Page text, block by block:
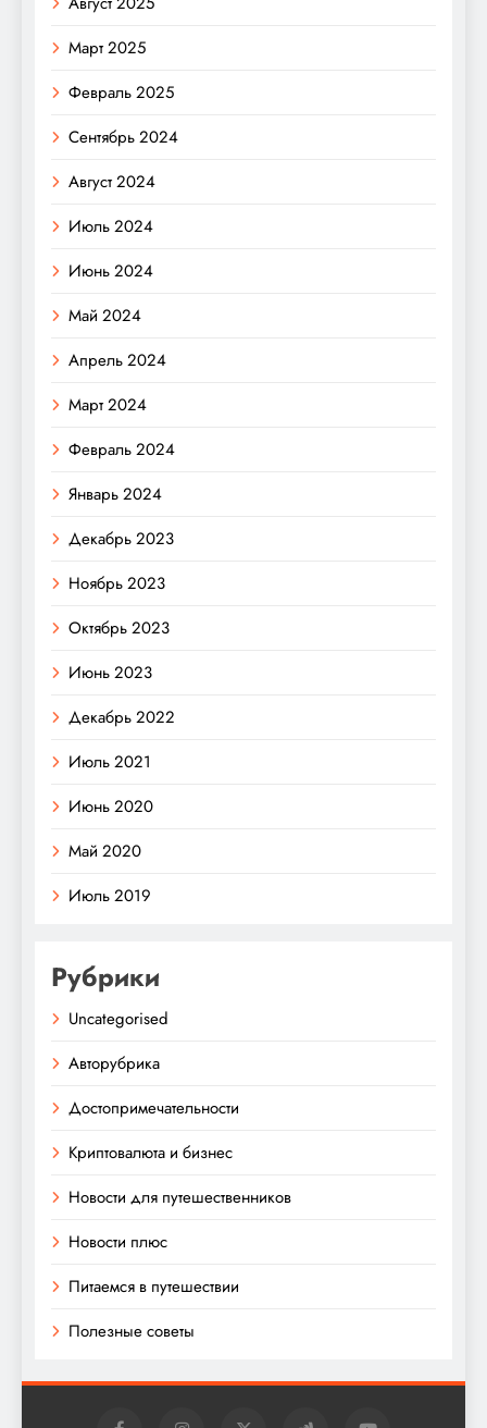
Март 2025
Февраль 2025
Сентябрь 2024
Август 2024
Июль 2024
Июнь 2024
Май 2024
Апрель 2024
Март 2024
Февраль 2024
Январь 2024
Декабрь 2023
Ноябрь 2023
Октябрь 2023
Июнь 2023
Декабрь 2022
Июль 2021
Июнь 2020
Май 2020
Июль 2019
Рубрики
Uncategorised
Авторубрика
Достопримечательности
Криптовалюта и бизнес
Новости для путешественников
Новости плюс
Питаемся в путешествии
Полезные советы